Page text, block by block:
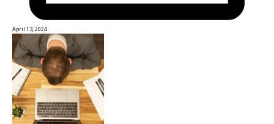
April 13, 2024